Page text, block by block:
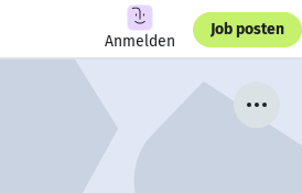
Anmelden
Job posten